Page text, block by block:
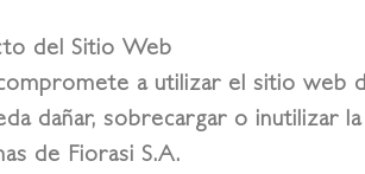
del Sitio Web
a utilizar el sitio web
dañar, sobrecargar o inutilizar
de Fiorasi S.A.